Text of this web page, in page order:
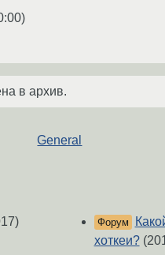
)
в архив.
General
Форум
хоткеи?